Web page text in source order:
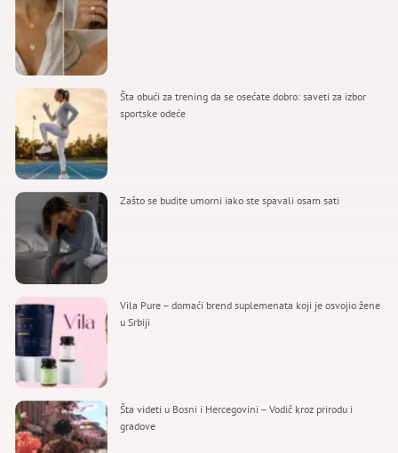
Šta obući za trening da se osećate dobro: saveti za izbor
sportske odeće
Zašto se budite umorni iako ste spavali osam sati
Vila Pure – domaći brend suplemenata koji je osvojio žene
u Srbiji
Šta videti u Bosni i Hercegovini – Vodič kroz prirodu i
gradove